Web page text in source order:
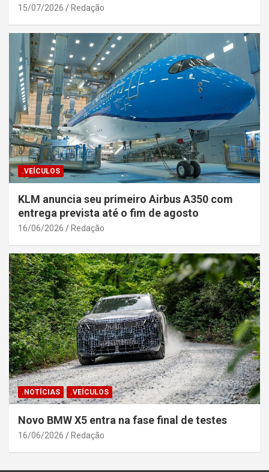
Segurança Pública da Bahia
15/07/2026 Redação
.VEÍCULOS
KLM anuncia seu primeiro Airbus A350 com
entrega prevista até o fim de agosto
16/06/2026 Redação
.NOTÍCIAS .VEÍCULOS
Novo BMW X5 entra na fase final de testes
16/06/2026 Redação